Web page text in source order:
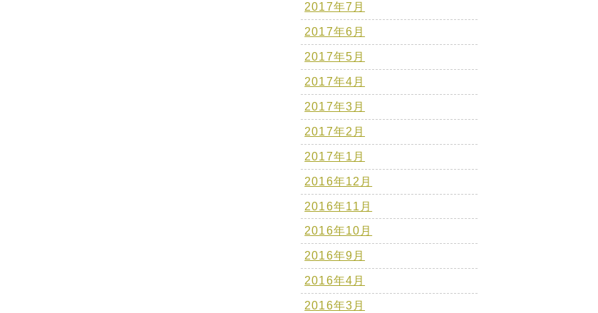
2017年7月
2017年6月
2017年5月
2017年4月
2017年3月
2017年2月
2017年1月
2016年12月
2016年11月
2016年10月
2016年9月
2016年4月
2016年3月